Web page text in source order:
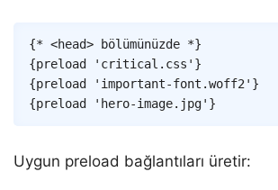
{* <head> bölümünüzde *}
{preload 'critical.css' }
{preload 'important-font.woff2' }
{preload 'hero-image.jpg' }
Uygun preload bağlantıları üretir: